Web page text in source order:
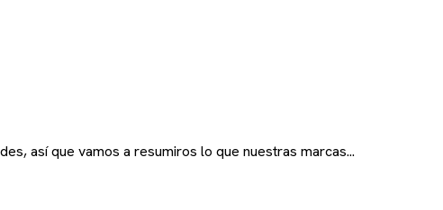
así que vamos a resumiros lo que nuestras marcas...